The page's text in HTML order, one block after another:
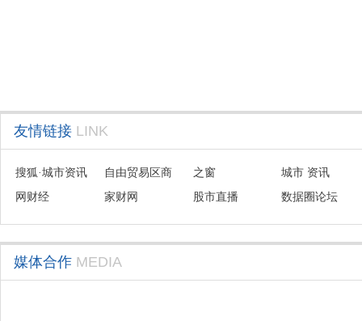
友情链接 LINK
搜狐·城市资讯
自由贸易区商
会联盟
之窗
城市 资讯
网财经
家财网 股市直播 数据圈论坛
媒体合作 MEDIA